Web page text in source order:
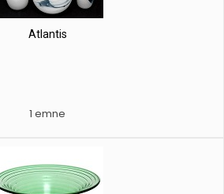
Atlantis
1 emne